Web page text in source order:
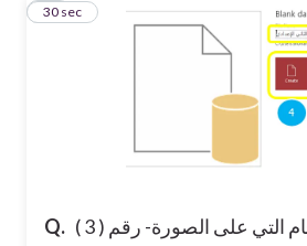
Q. التي على الصورة- رقم ( 3 )
10
30 sec